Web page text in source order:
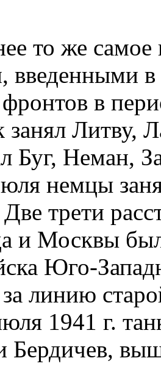
то же
введенными в
фронтов в
занял Литву,
Буг, Неман,
немцы
трети
и Москвы
Юго-
линию
1941 г.